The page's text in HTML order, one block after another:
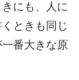
にも、人に
ときも同じ
番大きな原